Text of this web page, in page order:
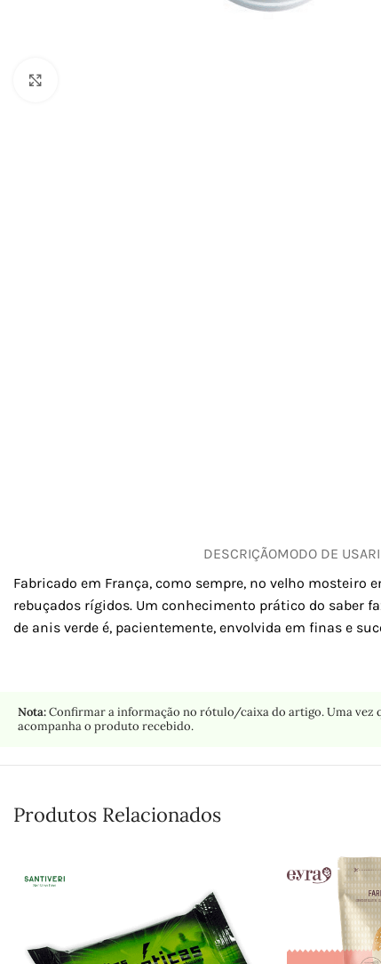
DESCRIÇÃOMODO DE USAR
Fabricado em França, como sempre, no velho
rebuçados rígidos. Um conhecimento prático do saber
de anis verde é, pacientemente, envolvida em finas e
Nota:Confirmar a informação no rótulo/caixa do artigo. Uma vez
acompanha o produto recebido.
Produtos Relacionados